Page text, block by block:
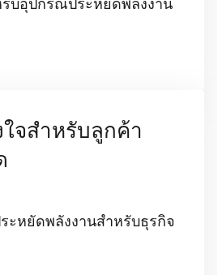
บอุปกรณ์ประหยัดพลังงาน
จสําหรับลูกค้า
ะหยัดพลังงานสําหรับธุรกิจ